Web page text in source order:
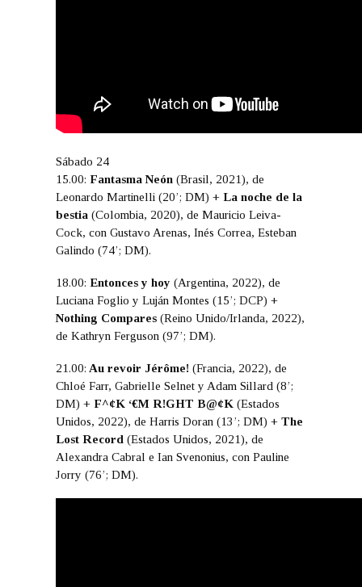
Sábado 24
15.00: Fantasma Neón (Brasil, 2021), de
Leonardo Martinelli (20’; DM) + La noche de la
bestia (Colombia, 2020), de Mauricio Leiva-
Cock, con Gustavo Arenas, Inés Correa, Esteban
Galindo (74’; DM).
18.00: Entonces y hoy (Argentina, 2022), de
Luciana Foglio y Luján Montes (15’; DCP) +
Nothing Compares (Reino Unido/Irlanda, 2022),
de Kathryn Ferguson (97’; DM).
21.00: Au revoir Jérôme! (Francia, 2022), de
Chloé Farr, Gabrielle Selnet y Adam Sillard (8’;
DM) + F^¢K ‘€M R!GHT B@¢K (Estados
Unidos, 2022), de Harris Doran (13’; DM) + The
Lost Record (Estados Unidos, 2021), de
Alexandra Cabral e Ian Svenonius, con Pauline
Jorry (76’; DM).